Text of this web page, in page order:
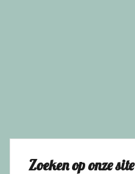
Zoeken op onze site